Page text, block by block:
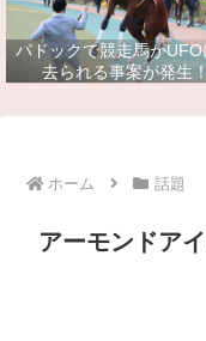
パドックで競走馬が
去られる事案が発生
ホーム 話題
アーモンドア